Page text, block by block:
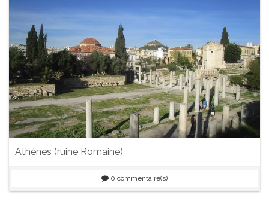
Athènes (ruine Romaine)
0 commentaire(s)